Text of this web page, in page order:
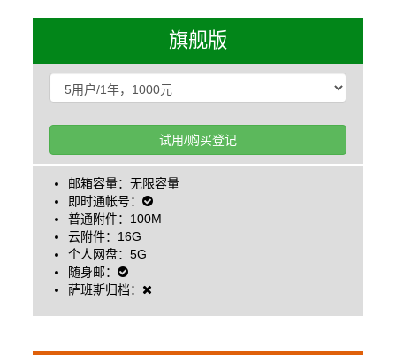
旗舰版
试用/购买登记
邮箱容量：无限容量
即时通帐号：
普通附件：100M
云附件：16G
个人网盘：5G
随身邮：
萨班斯归档：